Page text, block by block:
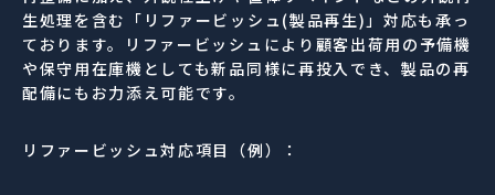
生処理を含む「リファービッシュ(製品再生)」対応も承っ
ております。リファービッシュにより顧客出荷用の予備機
や保守用在庫機としても新品同様に再投入でき、製品の再
配備にもお力添え可能です。
リファービッシュ対応項目（例）：